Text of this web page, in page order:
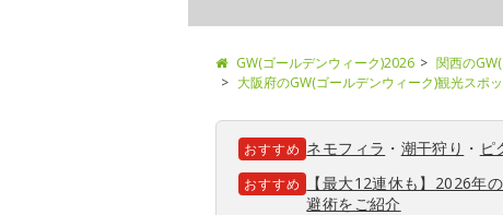
GW(ゴールデンウィーク)2026 関西の
大阪府のGW(ゴールデンウィーク)観光スポッ
おすすめ ネモフィラ ・ 潮干狩り ・ ピ
おすすめ
【最大12連休も】2026年
避術をご紹介